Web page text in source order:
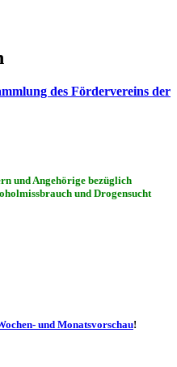
des Fördervereins der
und Angehörige bezüglich
und Drogensucht
und Monatsvorschau!